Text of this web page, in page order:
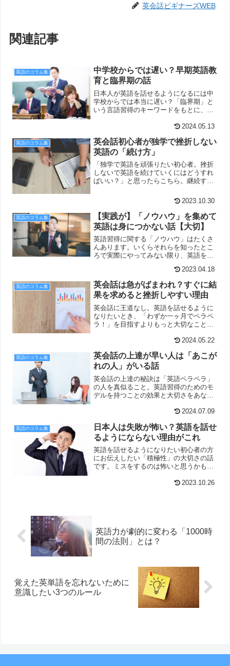
英会話ビギナーズWEB
関連記事
英語のコラム集
中学校からでは遅い？早期英語教
育と臨界期の話
日本人が英語を話せるようになるには中
学校からでは本当に遅い？「臨界期」と
いう言語習得のキーワードをもとに、そ
2024.05.13
英語のコラム集
英会話初心者が独学で挫折しない
英語の「続け方」
「独学で英語を頑張りたい初心者。挫折
しないで英語を続けていくにはどうすれ
ばいい？」と思ったらこちら。継続する
2023.10.30
英語のコラム集
【実践が】「ノウハウ」を集めて
英語は身につかない話【大切】
英語習得に関する「ノウハウ」はたくさ
んあります。いくらそれらを知ったとこ
ろで実際にやってみない限り、英語を身
ウ」を知ることは大切ですが、それより
もっと大切なのは、「実践」してみるこ
とです。
2023.04.18
英語のコラム集
英会話は急がばまわれ？すぐに結
果を求めると挫折しやすい理由
英会話に王道なし。英語を話せるように
なりたいとき、「わずか一ヶ月でペラペ
ラ！」を目指すよりもっと大切なことを
2024.05.22
英語のコラム集
英会話の上達が早い人は「あこが
れの人」がいる話
英会話の上達の秘訣は「英語ペラペラ」
の人を真似ること。英語習得のためのモ
デルを持つことの効果と大切さをあなた
2024.07.09
英語のコラム集
日本人は失敗が怖い？英語を話せ
るようにならない理由がこれ
英語を話せるようになりたい初心者の方
にお伝えしたい「積極性」の大切さの話
です。ミスをするのは怖いと思うかもし
2023.10.26
英語力が劇的に変わる「1000時
間の法則」とは？
覚えた英単語を忘れないために
意識したい3つのルール